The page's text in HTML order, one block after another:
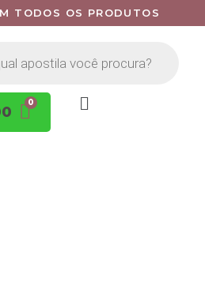
TODOS OS PRODUTOS